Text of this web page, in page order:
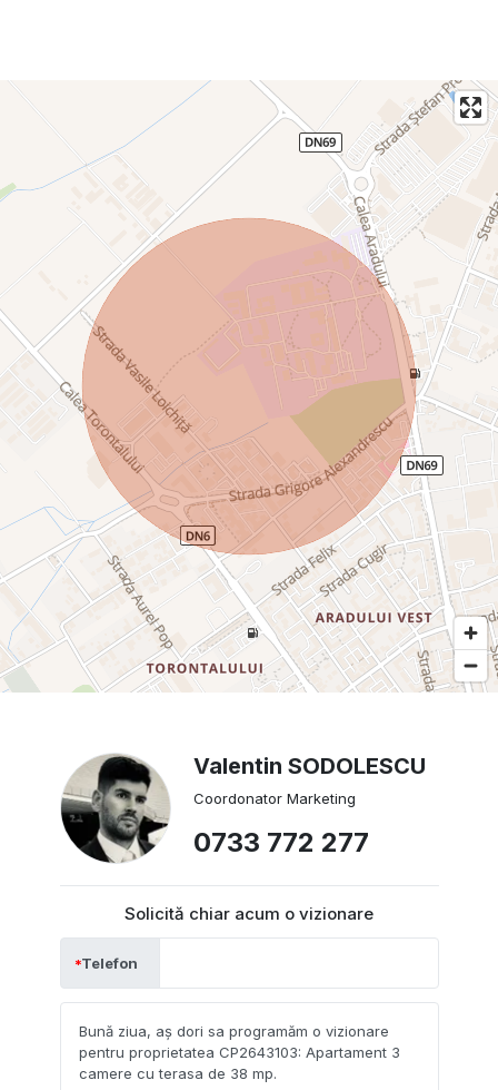
Valentin SODOLESCU
Coordonator Marketing
0733 772 277
Solicită chiar acum o vizionare
Telefon